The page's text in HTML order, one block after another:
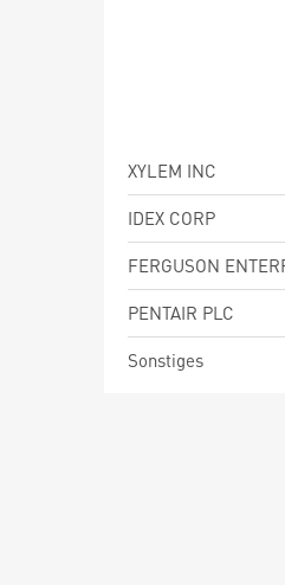
XYLEM INC
IDEX CORP
PENTAIR PLC
Sonstiges